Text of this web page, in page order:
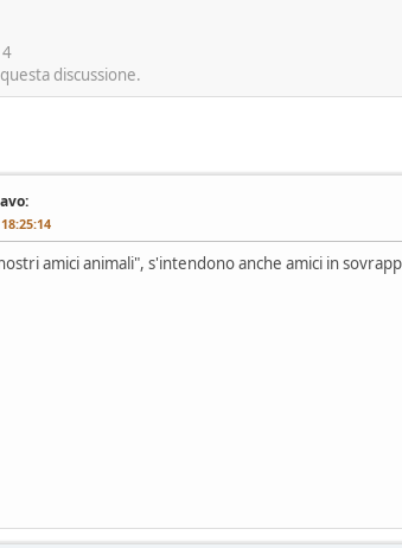
discussione.
amici animali", s'intendono anche amici in